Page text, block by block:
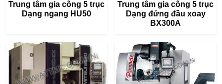
Trung tâm gia công 5 trục
Dạng ngang HU50
Trung tâm gia công 5 trục
Dạng đứng đầu xoay
BX300A